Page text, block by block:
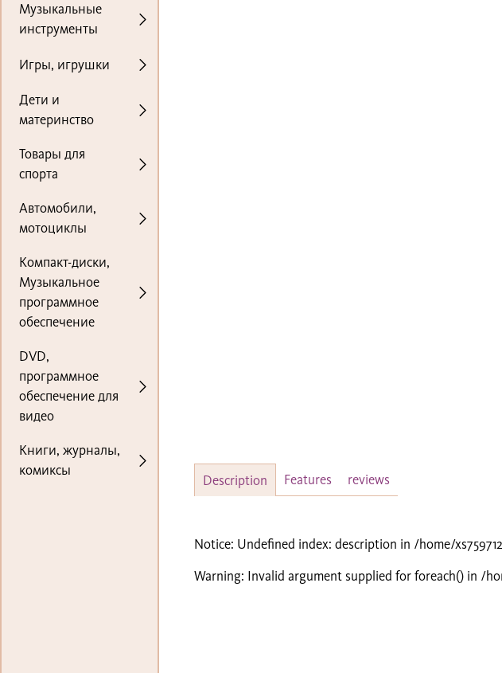
Музыкальные
инструменты
Игры, игрушки
Дети и
материнство
Товары для
спорта
Автомобили,
мотоциклы
Компакт-диски,
Музыкальное
программное
обеспечение
DVD,
программное
обеспечение для
видео
Книги, журналы,
комиксы
Description Features reviews
Notice: Undefined index: description in /home/
Warning: Invalid argument supplied for foreach() in /